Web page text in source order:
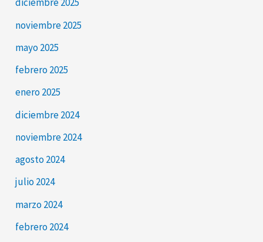
noviembre 2025
mayo 2025
febrero 2025
enero 2025
diciembre 2024
noviembre 2024
agosto 2024
julio 2024
marzo 2024
febrero 2024